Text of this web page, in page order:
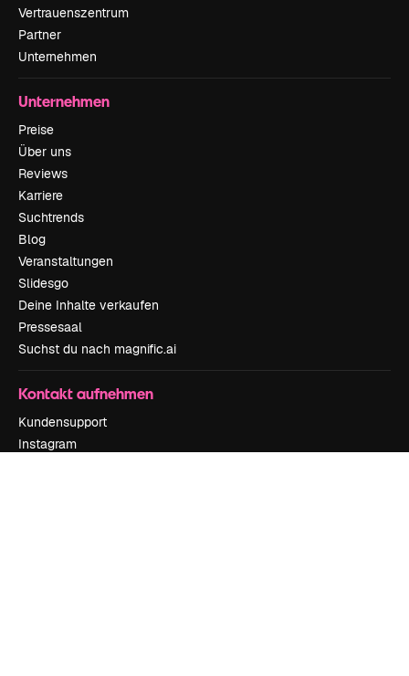
Vertrauenszentrum
Partner
Unternehmen
Unternehmen
Preise
Über uns
Reviews
Karriere
Suchtrends
Blog
Veranstaltungen
Slidesgo
Deine Inhalte verkaufen
Pressesaal
Suchst du nach magnific.ai
Kontakt aufnehmen
Kundensupport
Instagram